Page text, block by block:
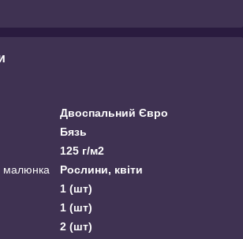
Двоспальний Євро
Бязь
125 г/м2
малюнка
Рослини, квіти
1 (шт)
1 (шт)
2 (шт)